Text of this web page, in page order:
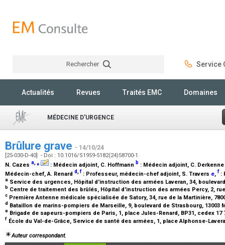
Rechercher Service
Actualités Revues Traités EMC Domaines
MÉDECINE D'URGENCE
Brûlure grave - 14/10/24
[25-030-D-40] - Doi : 10.1016/S1959-5182(24)58700-1
N. Cazes a,⁎ : Médecin adjoint, C. Hoffmann b : Médecin adjoint, C. Derkenne
Médecin-chef, A. Renard d f : Professeur, médecin-chef adjoint, S. Travers e, f :
a Service des urgences, Hôpital d'instruction des armées Laveran, 34,
b Centre de traitement des brûlés, Hôpital d'instruction des armées Percy, 2, rue
c Première Antenne médicale spécialisée de Satory, 34, rue de la Martinière,
d Bataillon de marins-pompiers de Marseille, 9, boulevard de Strasbourg, 13003
e Brigade de sapeurs-pompiers de Paris, 1, place Jules-Renard, BP31, cedex 17
f École du Val-de-Grâce, Service de santé des armées, 1, place Alphonse-
Auteur correspondant.